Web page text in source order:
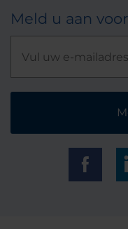
Meld u aan